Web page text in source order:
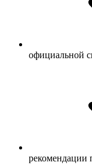
официальной
рекомендации